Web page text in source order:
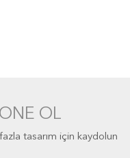
OL
tasarım için kaydolun